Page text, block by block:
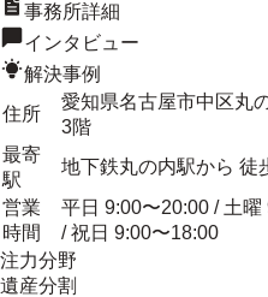
事務所詳細
インタビュー
解決事例
住所
愛知県名古屋市中区丸
3階
最寄
駅
地下鉄丸の内駅から 徒
営業
時間
平日 9:00〜20:00 / 土
/ 祝日 9:00〜18:00
注力分野
遺産分割